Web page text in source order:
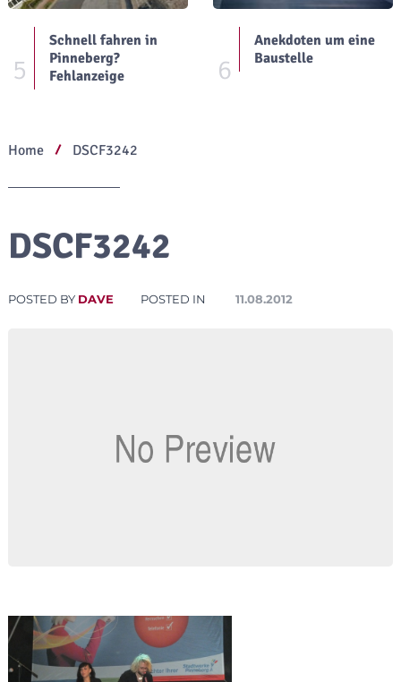
5
Schnell fahren in
Pinneberg?
Fehlanzeige
6
Anekdoten um eine
Baustelle
Home DSCF3242
DSCF3242
POSTED BY DAVE POSTED IN 11.08.2012